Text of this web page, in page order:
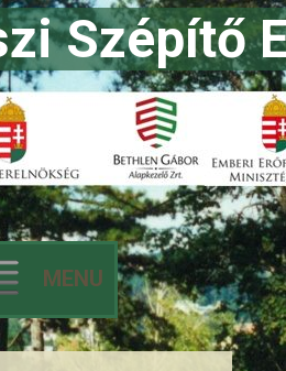
Szépítő
MENU
to content